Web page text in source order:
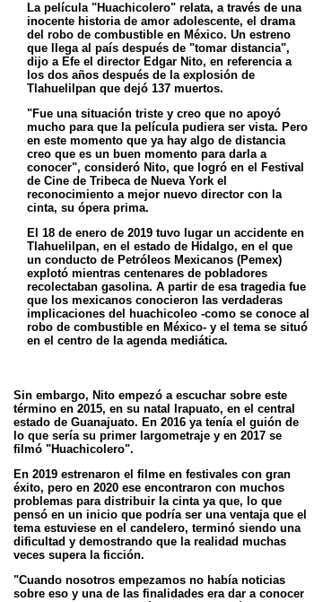
La película "Huachicolero" relata, a través de una
inocente historia de amor adolescente, el drama
del robo de combustible en México. Un estreno
que llega al país después de "tomar distancia",
dijo a Efe el director Edgar Nito, en referencia a
los dos años después de la explosión de
Tlahuelilpan que dejó 137 muertos.
"Fue una situación triste y creo que no apoyó
mucho para que la película pudiera ser vista. Pero
en este momento que ya hay algo de distancia
creo que es un buen momento para darla a
conocer", consideró Nito, que logró en el
Festival
de Cine de Tribeca de Nueva York el
reconocimiento a mejor nuevo director con la
cinta, su ópera prima.
El 18 de enero de 2019 tuvo lugar un accidente en
Tlahuelilpan, en el estado de Hidalgo, en el que
un conducto de Petróleos Mexicanos (Pemex)
explotó mientras centenares de pobladores
recolectaban gasolina. A partir de esa tragedia fue
que los mexicanos conocieron las verdaderas
implicaciones del huachicoleo -como se conoce al
robo de combustible en México- y el tema se situó
en el centro de la agenda mediática.
Sin embargo, Nito empezó a escuchar sobre este
término en 2015, en su natal Irapuato, en el central
estado de Guanajuato. En 2016 ya tenía el guión de
lo que sería su primer largometraje y en 2017 se
filmó "Huachicolero".
En 2019 estrenaron el filme en festivales con gran
éxito, pero en 2020 ese encontraron con muchos
problemas para distribuir la cinta ya que, lo que
pensó en un inicio que podría ser una ventaja que el
tema estuviese en el candelero, terminó siendo una
dificultad y demostrando que la realidad muchas
veces supera la ficción.
"Cuando nosotros empezamos no había noticias
sobre eso y una de las finalidades era dar a conocer